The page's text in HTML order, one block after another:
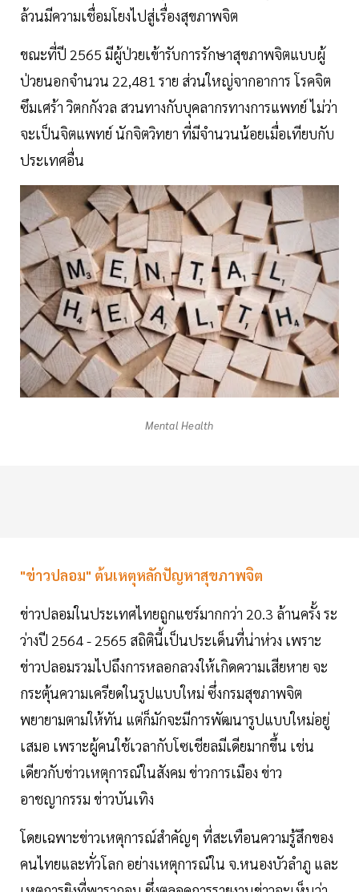
ล้วนมีความเชื่อมโยงไปสู่เรื่องสุขภาพจิต
ขณะที่ปี 2565 มีผู้ป่วยเข้ารับการรักษาสุขภาพจิตแบบผู้
ป่วยนอกจำนวน 22,481 ราย ส่วนใหญ่จากอาการ โรคจิต
ซึมเศร้า วิตกกังวล สวนทางกับบุคลากรทางการแพทย์ ไม่ว่า
จะเป็นจิตแพทย์ นักจิตวิทยา ที่มีจำนวนน้อยเมื่อเทียบกับ
ประเทศอื่น
Mental Health
"ข่าวปลอม" ต้นเหตุหลักปัญหาสุขภาพจิต
ข่าวปลอมในประเทศไทยถูกแชร์มากกว่า 20.3 ล้านครั้ง ระ
ว่างปี 2564 - 2565 สถิตินี้เป็นประเด็นที่น่าห่วง เพราะ
ข่าวปลอมรวมไปถึงการหลอกลวงให้เกิดความเสียหาย จะ
กระตุ้นความเครียดในรูปแบบใหม่ ซึ่งกรมสุขภาพจิต
พยายามตามให้ทัน แต่ก็มักจะมีการพัฒนารูปแบบใหม่อยู่
เสมอ เพราะผู้คนใช้เวลากับโซเชียลมีเดียมากขึ้น เช่น
เดียวกับข่าวเหตุการณ์ในสังคม ข่าวการเมือง ข่าว
อาชญากรรม ข่าวบันเทิง
โดยเฉพาะข่าวเหตุการณ์สำคัญๆ ที่สะเทือนความรู้สึกของ
คนไทยและทั่วโลก อย่างเหตุการณ์ใน จ.หนองบัวลำภู และ